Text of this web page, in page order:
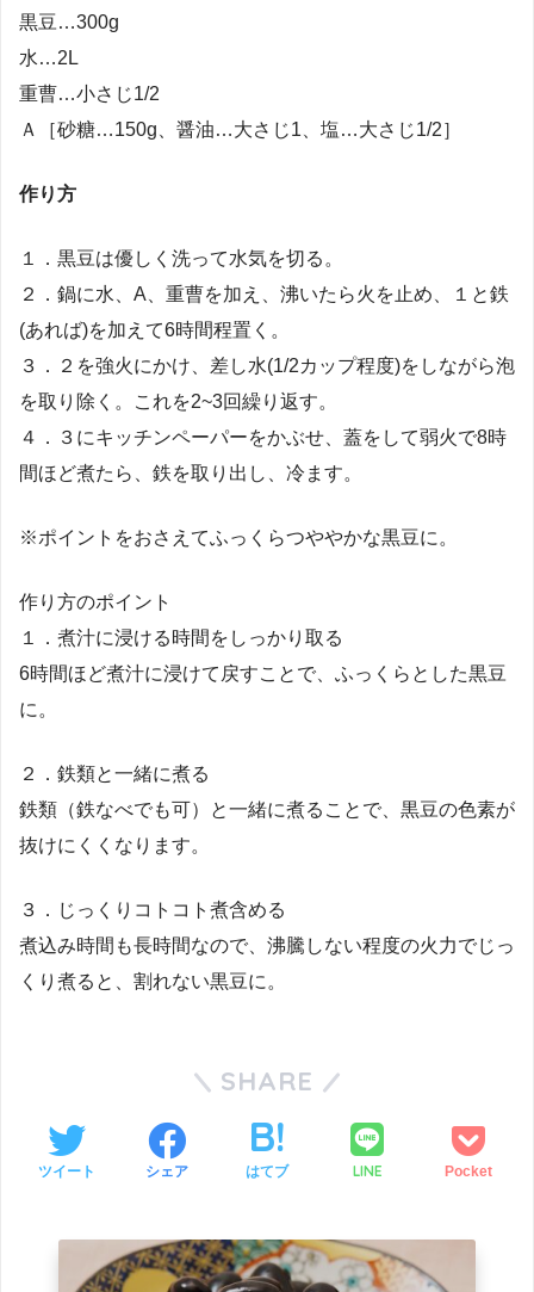
黒豆…300g
水…2L
重曹…小さじ1/2
Ａ［砂糖…150g、醤油…大さじ1、塩…大さじ1/2］
作り方
１．黒豆は優しく洗って水気を切る。
２．鍋に水、A、重曹を加え、沸いたら火を止め、１と鉄
(あれば)を加えて6時間程置く。
３．２を強火にかけ、差し水(1/2カップ程度)をしながら泡
を取り除く。これを2~3回繰り返す。
４．３にキッチンペーパーをかぶせ、蓋をして弱火で8時
間ほど煮たら、鉄を取り出し、冷ます。
※ポイントをおさえてふっくらつややかな黒豆に。
作り方のポイント
１．煮汁に浸ける時間をしっかり取る
6時間ほど煮汁に浸けて戻すことで、ふっくらとした黒豆
に。
２．鉄類と一緒に煮る
鉄類（鉄なべでも可）と一緒に煮ることで、黒豆の色素が
抜けにくくなります。
３．じっくりコトコト煮含める
煮込み時間も長時間なので、沸騰しない程度の火力でじっ
くり煮ると、割れない黒豆に。
SHARE
ツイート シェア はてブ LINE Pocket